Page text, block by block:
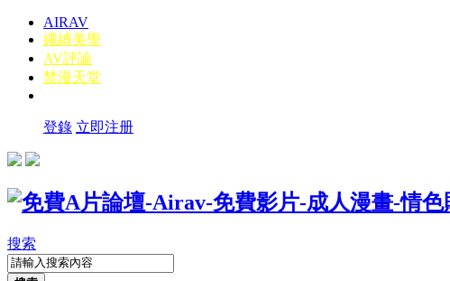
AIRAV
繩縛美學
AV評論
禁漫天堂
登錄 立即注册
搜索